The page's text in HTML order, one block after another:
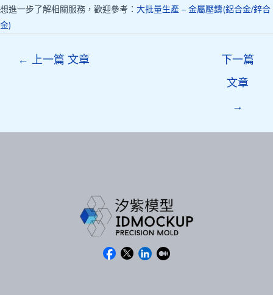
想進一步了解相關服務，歡迎參考： 大批量生產 – 金屬壓鑄(鋁合金/鋅合
金)
← 上一篇 文章
下一篇
文章
→